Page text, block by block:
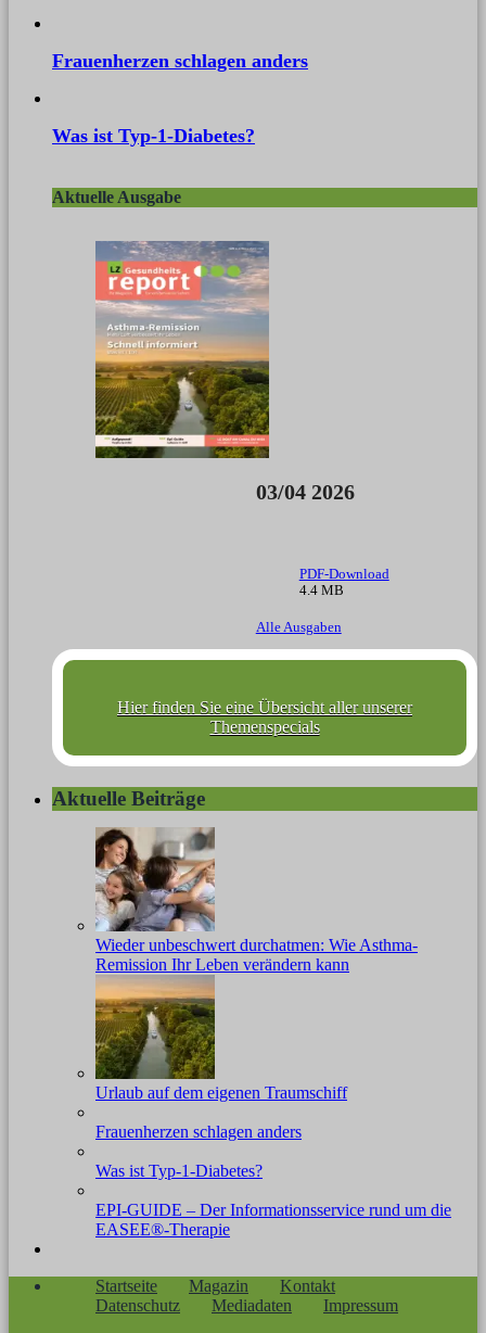
Frauenherzen schlagen anders
Was ist Typ-1-Diabetes?
Aktuelle Ausgabe
03/04 2026
PDF-Download
4.4 MB
Alle Ausgaben
Hier finden Sie eine Übersicht aller unserer
Themenspecials
Aktuelle Beiträge
Wieder unbeschwert durchatmen: Wie Asthma-
Remission Ihr Leben verändern kann
Urlaub auf dem eigenen Traumschiff
Frauenherzen schlagen anders
Was ist Typ-1-Diabetes?
EPI-GUIDE – Der Informationsservice rund um die
EASEE®-Therapie
Startseite Magazin
Kontakt
Datenschutz
Mediadaten Impressum